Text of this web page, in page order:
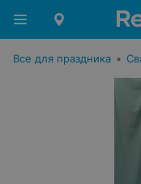
Все для праздника •